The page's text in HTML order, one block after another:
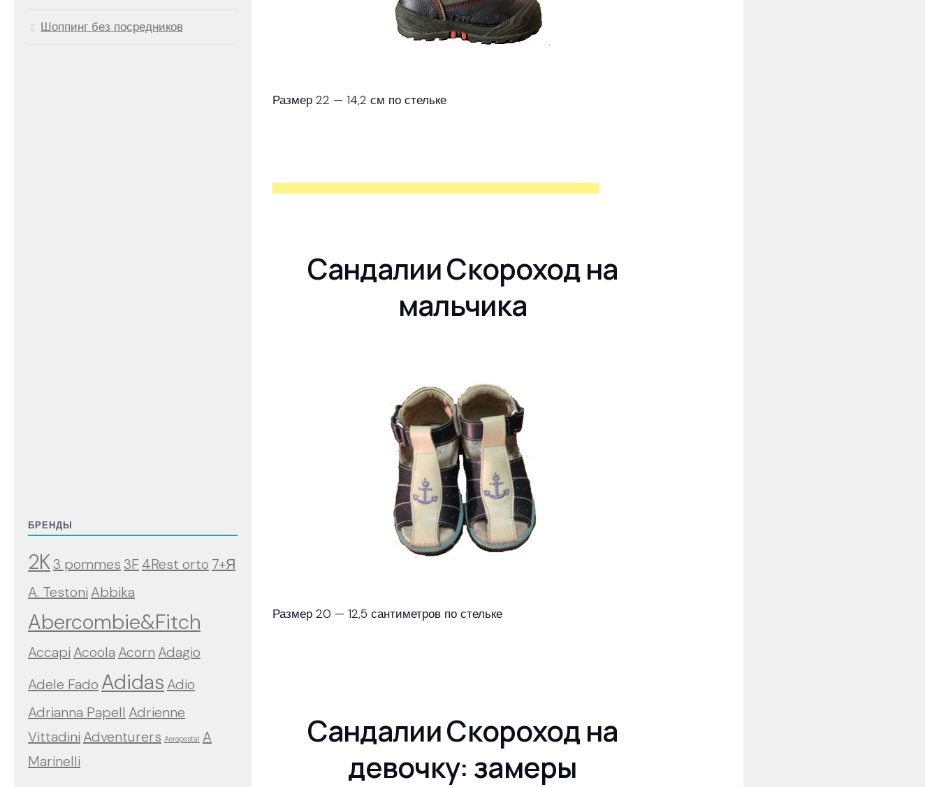
Размер 22 — 14,2 см по стельке
Сандалии Скороход на
мальчика
Размер 20 — 12,5 сантиметров по стельке
Сандалии Скороход на
девочку: замеры
Шоппинг без посредников
БРЕНДЫ
2K3 pommes3F 4Rest orto 7+Я
A. Testoni Abbika
Abercombie&Fitch
Accapi Acoola Acorn Adagio
Adele Fado Adidas Adio
Adrianna Papell Adrienne
Vittadini Adventurers Aeropostal A
Marinelli